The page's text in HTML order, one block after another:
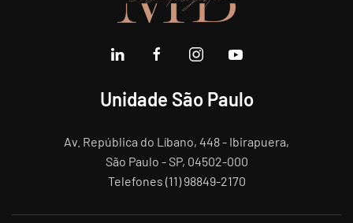
Unidade São Paulo
Av. República do Líbano, 448 - Ibirapuera,
São Paulo - SP, 04502-000
Telefones (11) 98849-2170